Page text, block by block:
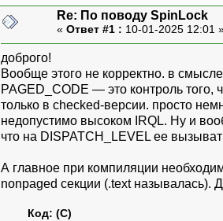
Re: По поводу SpinLock
« Ответ #1 : 10-01-2025 12:01
доброго!
Вообще этого не корректно. в
PAGED_CODE — это контроль того,
только в checked-версии. просто
недопустимо высоком IRQL. Ну и
что на DISPATCH_LEVEL ее
А главное при компиляции
nonpaged секции (.text называлась).
Код: (C)